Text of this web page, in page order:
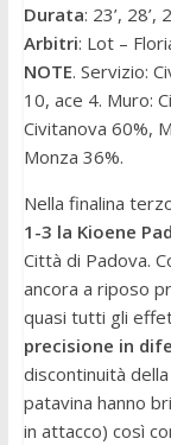
Durata: 23’, 28’,
Arbitri: Lot –
NOTE. Servizio:
10, ace 4. Muro:
Civitanova 60%,
Monza 36%.
Nella finalina
1-3 la Kioene
Città di Padova.
ancora a riposo
quasi tutti gli
precisione in
discontinuità
patavina hanno
in attacco) così